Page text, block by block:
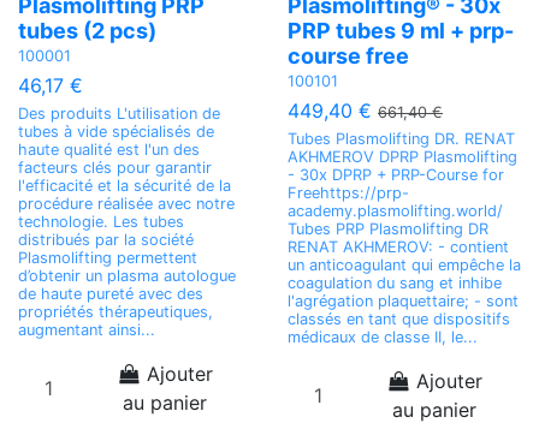
Plasmolifting PRP
tubes (2 pcs)
100001
46,17 €
Des produits L'utilisation de
tubes à vide spécialisés de
haute qualité est l'un des
facteurs clés pour garantir
l'efficacité et la sécurité de la
procédure réalisée avec notre
technologie. Les tubes
distribués par la société
Plasmolifting permettent
d’obtenir un plasma autologue
de haute pureté avec des
propriétés thérapeutiques,
augmentant ainsi...
Ajouter
au panier
Plasmolifting® - 30x
PRP tubes 9 ml + prp-
course free
100101
449,40 € 661,40 €
Tubes Plasmolifting DR. RENAT
AKHMEROV DPRP Plasmolifting
- 30x DPRP + PRP-Course for
Freehttps://prp-
academy.plasmolifting.world/
Tubes PRP Plasmolifting DR
RENAT AKHMEROV: - contient
un anticoagulant qui empêche la
coagulation du sang et inhibe
l'agrégation plaquettaire; - sont
classés en tant que dispositifs
médicaux de classe II, le...
Ajouter
au panier